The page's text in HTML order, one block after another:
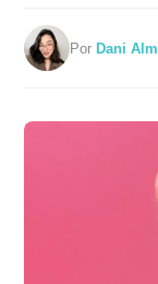
PorDani